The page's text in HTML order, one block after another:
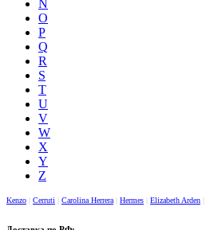
N
O
P
Q
R
S
T
U
V
W
X
Y
Z
Kenzo Cerruti Carolina Herrera Hermes Elizabeth Arden